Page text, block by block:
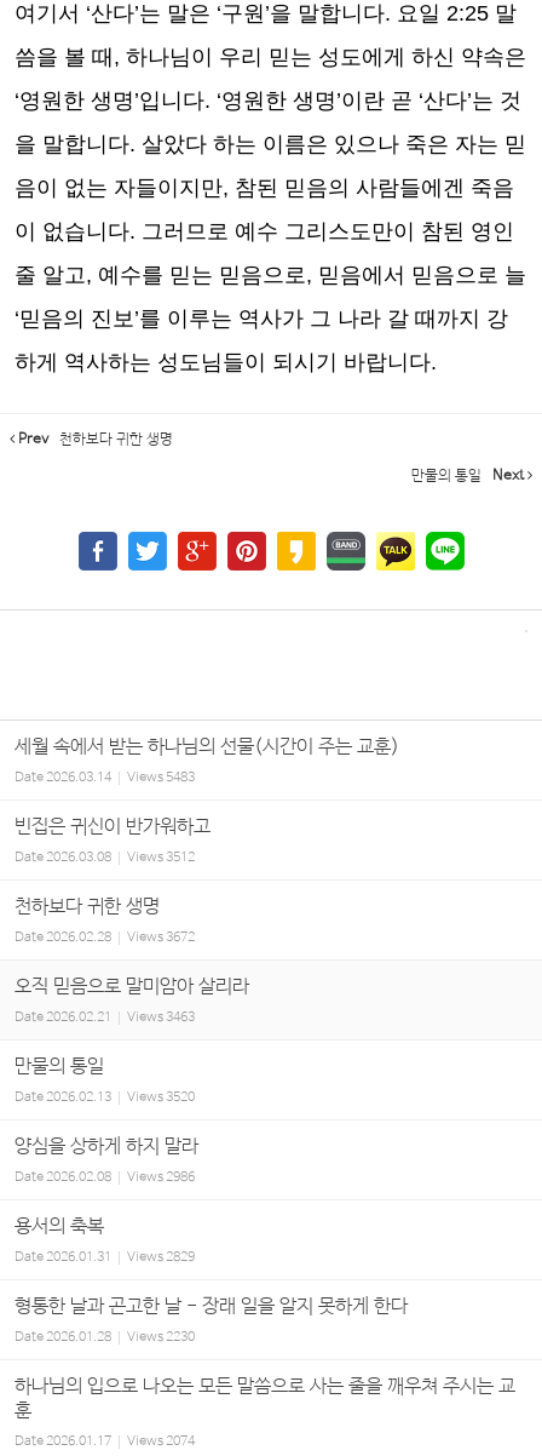
여기서 ‘산다’는 말은 ‘구원 ’을 말합니다. 요일 2:25 말
씀을 볼 때 , 하나님이 우리 믿는 성도에게 하신 약속은
‘영원한 생명’입니다. ‘영원한 생명’이란 곧 ‘산다’는 것
을 말합니다. 살았다 하는 이름은 있으나 죽은 자는 믿
음이 없는 자들이지만, 참된 믿음의 사람들에겐 죽음
이 없습니다. 그러므로 예수 그리스도만이 참된 영인
줄 알고, 예수를 믿는 믿음으로, 믿음에서 믿음으로 늘
‘믿음의 진보’를 이루는 역사가 그 나라 갈 때까지 강
하게 역사하는 성도님들이 되시기 바랍니다.
Prev 천하보다 귀한 생명
만물의 통일 Next
세월 속에서 받는 하나님의 선물(시간이 주는 교훈)
Date2026.03.14 Views 5483
빈집은 귀신이 반가워하고
Date2026.03.08 Views3512
천하보다 귀한 생명
Date2026.02.28 Views3672
오직 믿음으로 말미암아 살리라
Date 2026.02.21 Views 3463
만물의 통일
Date2026.02.13 Views3520
양심을 상하게 하지 말라
Date2026.02.08 Views2986
용서의 축복
Date2026.01.31 Views2829
형통한 날과 곤고한 날 - 장래 일을 알지 못하게 한다
Date2026.01.28 Views2230
하나님의 입으로 나오는 모든 말씀으로 사는 줄을 깨우쳐 주시는 교
훈
Date2026.01.17 Views2074